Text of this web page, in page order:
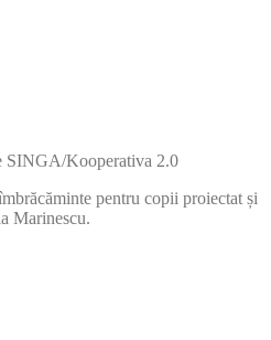
SINGA/Kooperativa 2.0
pentru copii proiectat și
Marinescu.